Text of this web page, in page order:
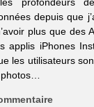
depuis que
plus que des
applis iPhones
les utilisateurs